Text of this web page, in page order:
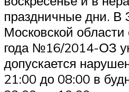
праздничные дни. В
Московской
года №16/2014-ОЗ
допускается
21:00 до 08:00 в